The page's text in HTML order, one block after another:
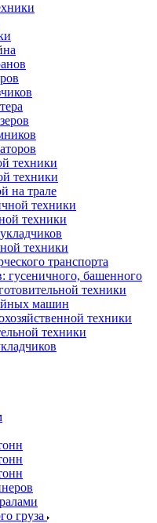
техники
техники
на трале
техники
техники
техники
транспорта
гусеничного, башенного
техники
машин
техники
техники
груза